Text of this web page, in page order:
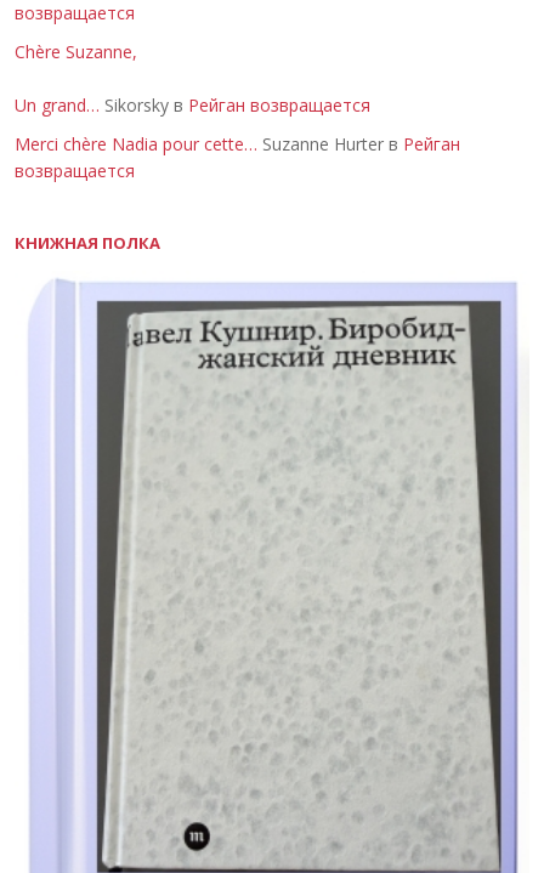
возвращается
Chère Suzanne,
Un grand… Sikorsky в Рейган возвращается
Merci chère Nadia pour cette… Suzanne Hurter в Рейган
возвращается
КНИЖНАЯ ПОЛКА